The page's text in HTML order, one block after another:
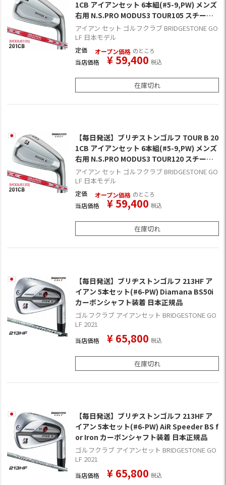
1CB アイアンセット 6本組(#5-9,PW) メンズ
右用 N.S.PRO MODUS3 TOUR105 スチール
シャフト装着 日本正規品
アイアン セット ゴルフクラブ BRIDGESTONE GO
LF 日本モデル
定価 オープン価格 のところ
当店価格 ¥59,400 税込
在庫切れ
【毎日発送】ブリヂストンゴルフ TOUR B 20
1CB アイアンセット 6本組(#5-9,PW) メンズ
右用 N.S.PRO MODUS3 TOUR120 スチール
シャフト装着 日本正規品
アイアン セット ゴルフクラブ BRIDGESTONE GO
LF 日本モデル
定価 オープン価格 のところ
当店価格 ¥59,400 税込
在庫切れ
【毎日発送】ブリヂストンゴルフ 213HF ア
イアン 5本セット(#6-PW) Diamana BS50i
カーボンシャフト装着 日本正規品
ゴルフクラブ アイアンセット BRIDGESTONE GO
LF 2021
当店価格 ¥ 65,800 税込
在庫切れ
【毎日発送】ブリヂストンゴルフ 213HF ア
イアン 5本セット(#6-PW) AiR Speeder BS f
or Iron カーボンシャフト装着 日本正規品
ゴルフクラブ アイアンセット BRIDGESTONE GO
LF 2021
当店価格 ¥ 65,800 税込